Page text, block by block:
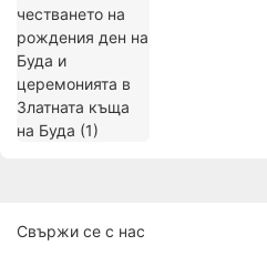
Свържи се с нас